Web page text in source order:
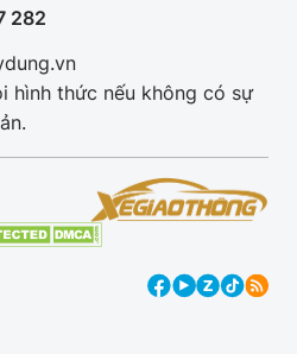
282
hình thức nếu không có sự